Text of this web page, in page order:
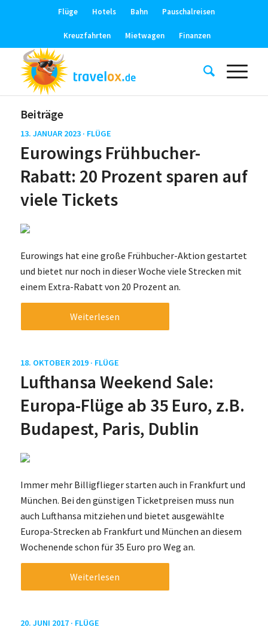
Flüge Hotels Bahn Pauschalreisen
Kreuzfahrten Mietwagen Finanzen
Beiträge
13. JANUAR 2023 · FLÜGE
Eurowings Frühbucher-
Rabatt: 20 Prozent sparen auf
viele Tickets
Eurowings hat eine große Frühbucher-Aktion gestartet
und bietet nur noch in dieser Woche viele Strecken mit
einem Extra-Rabatt von 20 Prozent an.
Weiterlesen
18. OKTOBER 2019 · FLÜGE
Lufthansa Weekend Sale:
Europa-Flüge ab 35 Euro, z.B.
Budapest, Paris, Dublin
Immer mehr Billigflieger starten auch in Frankfurt und
München. Bei den günstigen Ticketpreisen muss nun
auch Lufthansa mitziehen und bietet ausgewählte
Europa-Strecken ab Frankfurt und München an diesem
Wochenende schon für 35 Euro pro Weg an.
Weiterlesen
20. JUNI 2017 · FLÜGE